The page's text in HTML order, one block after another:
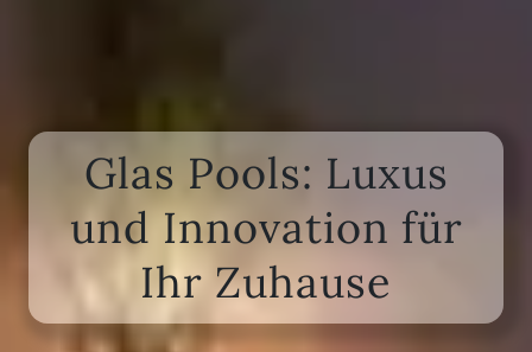
Glas Pools: Luxus
und Innovation für
Ihr Zuhause